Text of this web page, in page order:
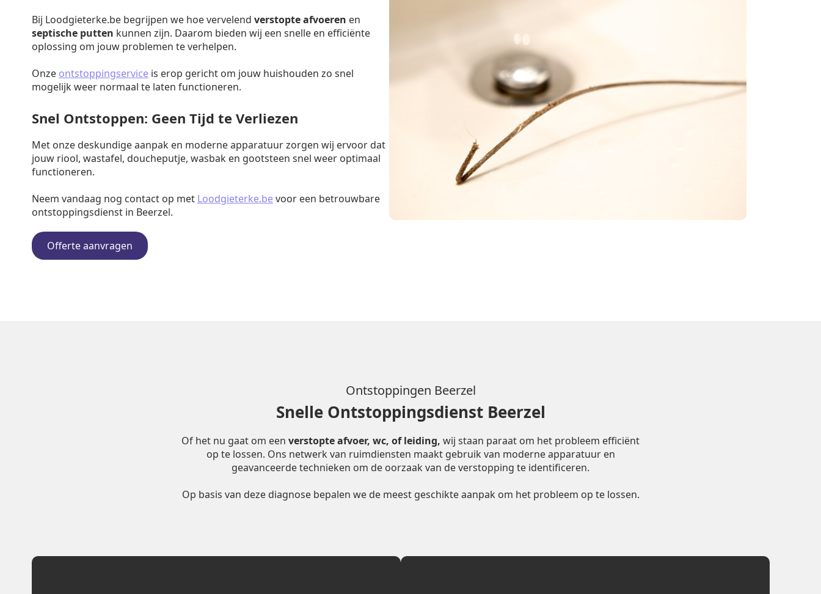
Bij Loodgieterke.be begrijpen we hoe vervelend verstopte afvoeren en
septische putten kunnen zijn. Daarom bieden wij een snelle en efficiënte
oplossing om jouw problemen te verhelpen.
Onze ontstoppingservice is erop gericht om jouw huishouden zo snel
mogelijk weer normaal te laten functioneren.
Snel Ontstoppen: Geen Tijd te Verliezen
Met onze deskundige aanpak en moderne apparatuur zorgen wij ervoor dat
jouw riool, wastafel, doucheputje, wasbak en gootsteen snel weer optimaal
functioneren.
Neem vandaag nog contact op met Loodgieterke.bevoor een betrouwbare
ontstoppingsdienst in Beerzel.
Offerte aanvragen
Ontstoppingen Beerzel
Snelle Ontstoppingsdienst Beerzel
Of het nu gaat om een verstopte afvoer, wc, of leiding, wij staan paraat om het probleem efficiënt
op te lossen. Ons netwerk van ruimdiensten maakt gebruik van moderne apparatuur en
geavanceerde technieken om de oorzaak van de verstopping te identificeren.
Op basis van deze diagnose bepalen we de meest geschikte aanpak om het probleem op te lossen.